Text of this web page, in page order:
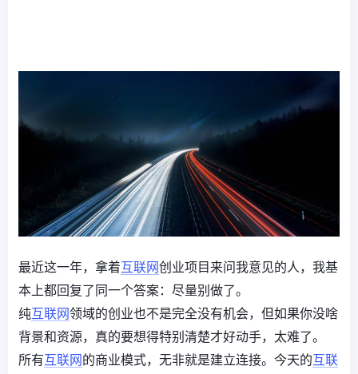
最近这一年，拿着互联网创业项目来问我意见的人，我基
本上都回复了同一个答案：尽量别做了。
纯互联网领域的创业也不是完全没有机会，但如果你没啥
背景和资源，真的要想得特别清楚才好动手，太难了。
所有互联网的商业模式，无非就是建立连接。今天的互联